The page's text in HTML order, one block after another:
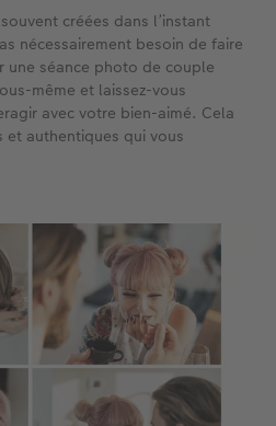
de l’année
mariage
famille
souvenirs
borne
photos
personnalisée
créées dans l’instant
nécessairement besoin de faire
une séance photo de couple
même et laissez-vous
avec votre bien-aimé. Cela
authentiques qui vous